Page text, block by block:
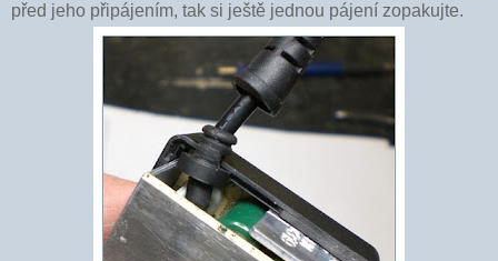
před jeho připájením, tak si ještě jednou pájení zopakujte.